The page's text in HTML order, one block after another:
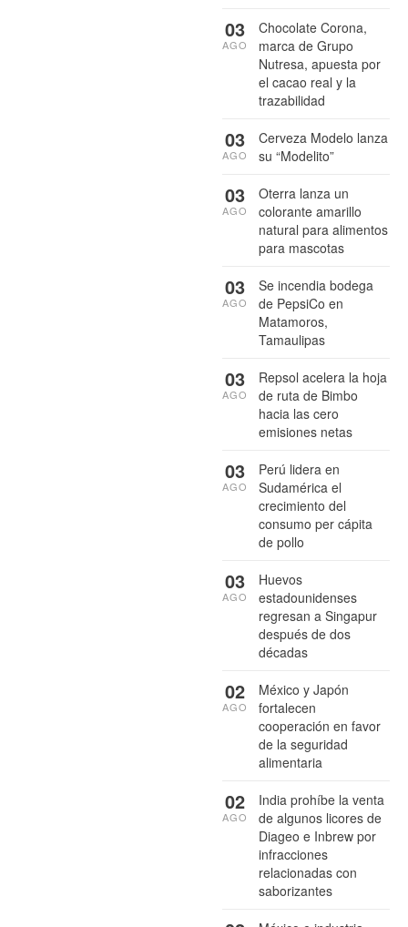
Chocolate Corona,
marca de Grupo
Nutresa, apuesta por
el cacao real y la
trazabilidad
03
AGO
Cerveza Modelo lanza
su “Modelito”
03
AGO
Oterra lanza un
colorante amarillo
natural para alimentos
para mascotas
03
AGO
Se incendia bodega
de PepsiCo en
Matamoros,
Tamaulipas
03
AGO
Repsol acelera la hoja
de ruta de Bimbo
hacia las cero
emisiones netas
03
AGO
Perú lidera en
Sudamérica el
crecimiento del
consumo per cápita
de pollo
03
AGO
Huevos
estadounidenses
regresan a Singapur
después de dos
décadas
03
AGO
México y Japón
fortalecen
cooperación en favor
de la seguridad
alimentaria
02
AGO
India prohíbe la venta
de algunos licores de
Diageo e Inbrew por
infracciones
relacionadas con
saborizantes
02
AGO